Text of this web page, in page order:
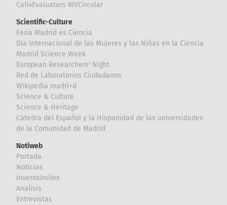
Call4Evaluators RIVCircular
Scientific-Culture
Feria Madrid es Ciencia
Día Internacional de las Mujeres y las Niñas en la Ciencia
Madrid Science Week
European Researchers' Night
Red de Laboratorios Ciudadanos
Wikipedia madri+d
Science & Culture
Science & Heritage
Cátedra del Español y la Hispanidad de las universidades
de la Comunidad de Madrid
Notiweb
Portada
Noticias
Inverosímiles
Analisis
Entrevistas